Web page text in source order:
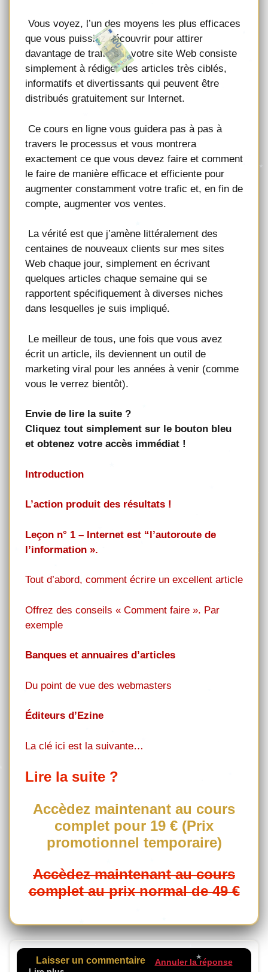
Vous voyez, l’un des moyens les plus efficaces
que vous puissiez découvrir pour attirer
davantage de trafic sur votre site Web consiste
simplement à rédiger des articles très ciblés,
informatifs et divertissants qui peuvent être
distribués gratuitement sur Internet.
Ce cours en ligne vous guidera pas à pas à
travers le processus et vous montrera
exactement ce que vous devez faire et comment
le faire de manière efficace et efficiente pour
augmenter constamment votre trafic et, en fin de
compte, augmenter vos ventes.
La vérité est que j’amène littéralement des
centaines de nouveaux clients sur mes sites
Web chaque jour, simplement en écrivant
quelques articles chaque semaine qui se
rapportent spécifiquement à diverses niches
dans lesquelles je suis impliqué.
Le meilleur de tous, une fois que vous avez
écrit un article, ils deviennent un outil de
marketing viral pour les années à venir (comme
vous le verrez bientôt).
Envie de lire la suite ?
Cliquez tout simplement sur le bouton bleu
et obtenez votre accès immédiat !
Introduction
L’action produit des résultats !
Leçon n° 1 – Internet est “l’autoroute de
l’information ».
Tout d’abord, comment écrire un excellent article
Offrez des conseils « Comment faire ». Par
exemple
Banques et annuaires d’articles
Du point de vue des webmasters
Éditeurs d’Ezine
La clé ici est la suivante…
Lire la suite ?
Accèdez maintenant au cours
complet pour 19 € (Prix
promotionnel temporaire)
Accèdez maintenant au cours
complet au prix normal de 49 €
Laisser un commentaire Annuler la réponse